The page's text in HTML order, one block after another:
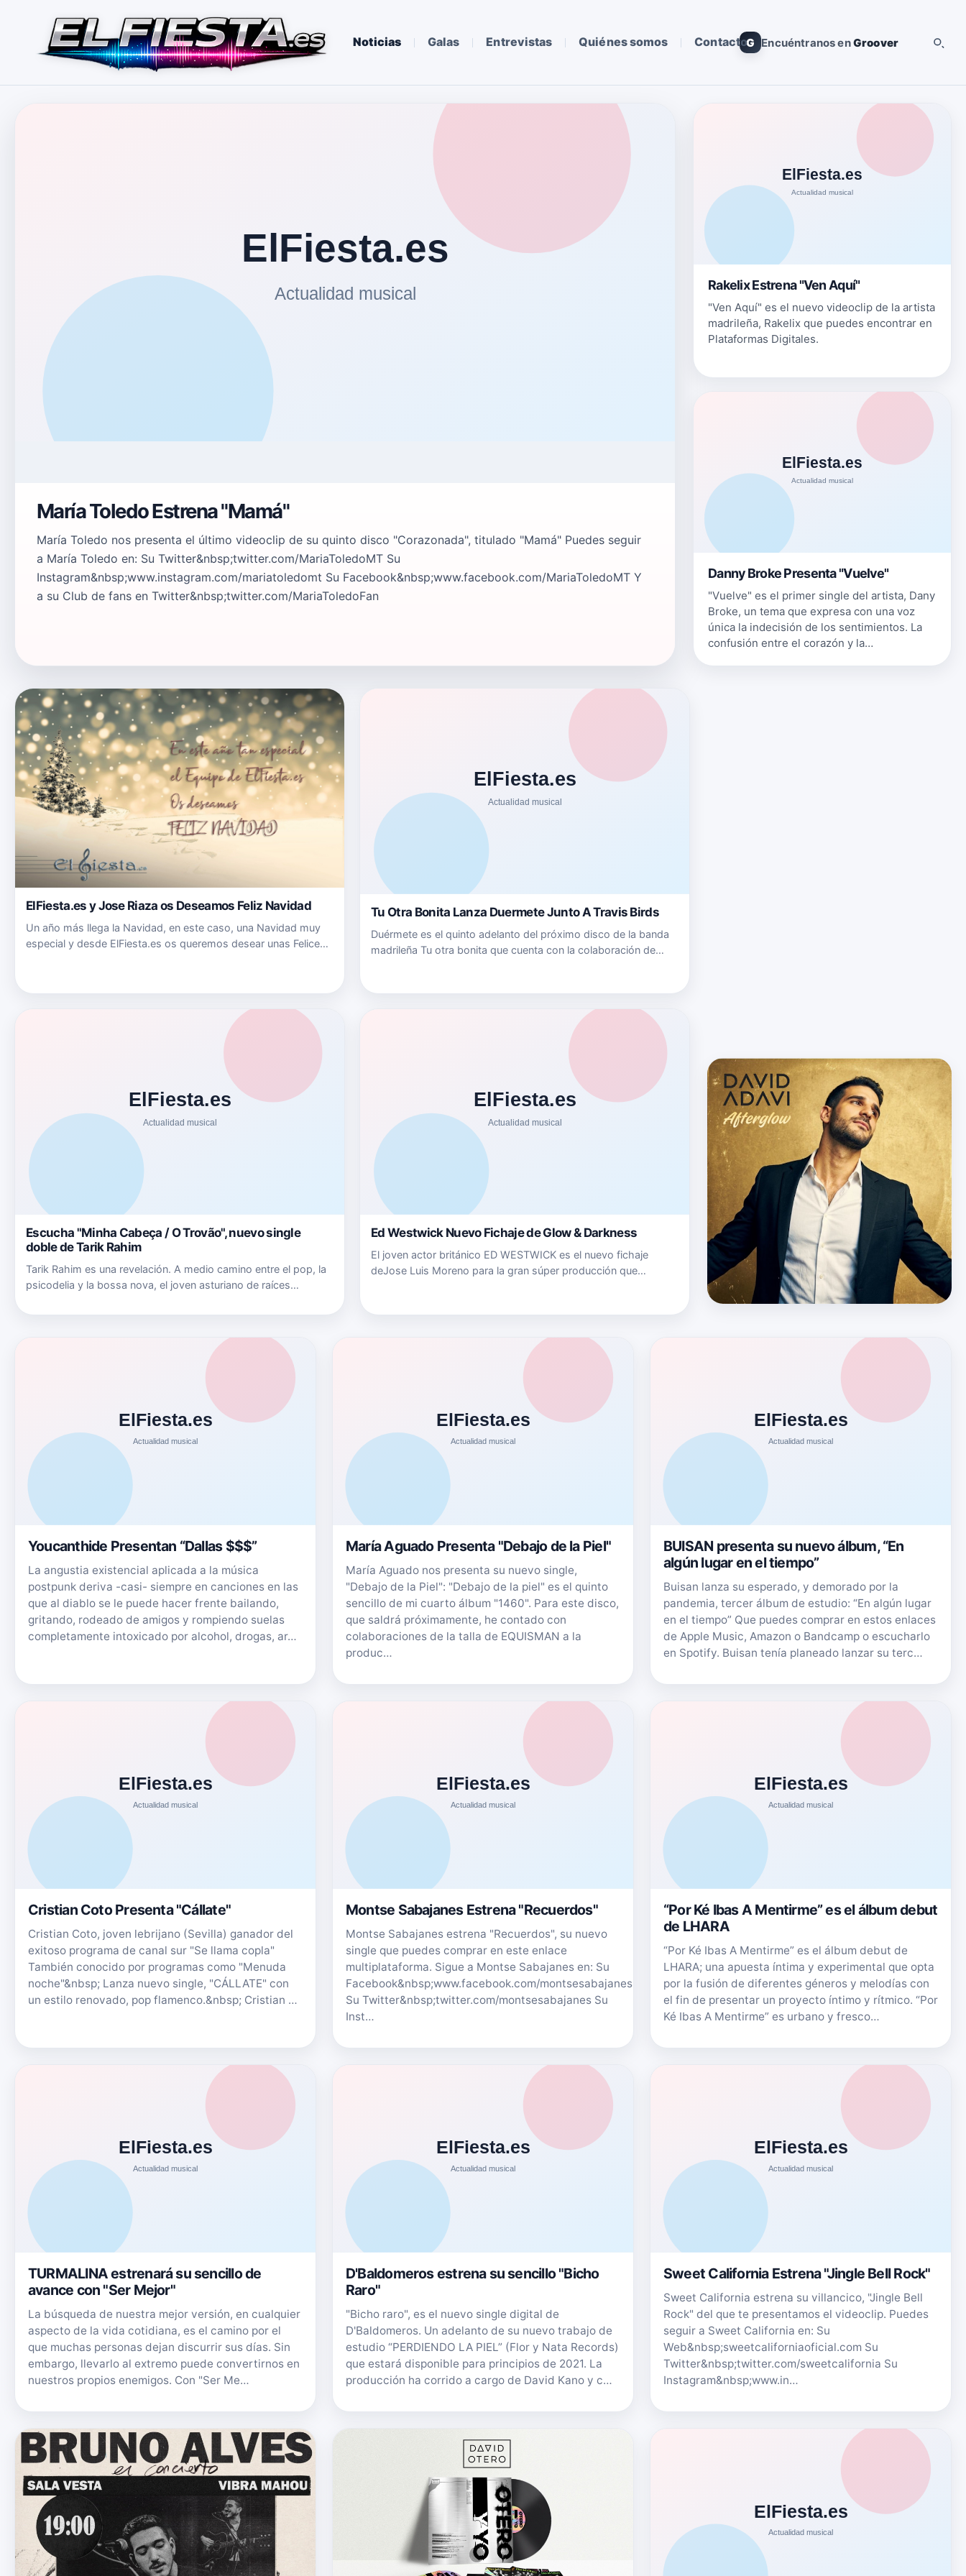
Noticias Galas Entrevistas Quiénes somos ContactoG Encuéntranos enGroover
María Toledo Estrena "Mamá"
María Toledo nos presenta el último videoclip de su quinto disco "Corazonada", titulado "Mamá" Puedes seguir
a María Toledo en: Su Twitter&nbsp;twitter.com/MariaToledoMT Su
Instagram&nbsp;www.instagram.com/mariatoledomt Su Facebook&nbsp;www.facebook.com/MariaToledoMT Y
a su Club de fans en Twitter&nbsp;twitter.com/MariaToledoFan
Rakelix Estrena "Ven Aquí"
"Ven Aquí" es el nuevo videoclip de la artista
madrileña, Rakelix que puedes encontrar en
Plataformas Digitales.
Danny Broke Presenta "Vuelve"
"Vuelve" es el primer single del artista, Dany
Broke, un tema que expresa con una voz
única la indecisión de los sentimientos. La
confusión entre el corazón y la
ElFiesta.es y Jose Riaza os Deseamos Feliz Navidad
Un año más llega la Navidad, en este caso, una Navidad muy
especial y desde ElFiesta.es os queremos desear unas Felices
am…
Tu Otra Bonita Lanza Duermete Junto A Travis Birds
Duérmete es el quinto adelanto del próximo disco de la banda
madrileña Tu otra bonita que cuenta con la colaboración de
Escucha "Minha Cabeça / O Trovão", nuevo single
doble de Tarik Rahim
Tarik Rahim es una revelación. A medio camino entre el pop, la
psicodelia y la bossa nova, el joven asturiano de raíces
como el mar que surca con su tabla de surf. Tras 'Espejos', vu…
Ed Westwick Nuevo Fichaje de Glow & Darkness
El joven actor británico ED WESTWICK es el nuevo fichaje
deJose Luis Moreno para la gran súper producción que
Denise Richardso…
Youcanthide Presentan “Dallas $$$”
La angustia existencial aplicada a la música
postpunk deriva -casi- siempre en canciones en las
que al diablo se le puede hacer frente bailando,
gritando, rodeado de amigos y rompiendo suelas
completamente intoxicado por alcohol, drogas, ar…
María Aguado Presenta "Debajo de la Piel"
María Aguado nos presenta su nuevo single,
"Debajo de la Piel": "Debajo de la piel" es el quinto
sencillo de mi cuarto álbum "1460". Para este disco,
que saldrá próximamente, he contado con
colaboraciones de la talla de EQUISMAN a la
produc…
BUISAN presenta su nuevo álbum, “En
algún lugar en el tiempo”
Buisan lanza su esperado, y demorado por la
pandemia, tercer álbum de estudio: “En algún lugar
en el tiempo” Que puedes comprar en estos enlaces
de Apple Music, Amazon o Bandcamp o escucharlo
en Spotify. Buisan tenía planeado lanzar su terc…
Cristian Coto Presenta "Cállate"
Cristian Coto, joven lebrijano (Sevilla) ganador del
exitoso programa de canal sur "Se llama copla"
También conocido por programas como "Menuda
noche"&nbsp; Lanza nuevo single, "CÁLLATE" con
un estilo renovado, pop flamenco.&nbsp; Cristian …
Montse Sabajanes Estrena "Recuerdos"
Montse Sabajanes estrena "Recuerdos", su nuevo
single que puedes comprar en este enlace
multiplataforma. Sigue a Montse Sabajanes en: Su
Facebook&nbsp;www.facebook.com/montsesabajanesmusic
Su Twitter&nbsp;twitter.com/montsesabajanes Su
Inst…
“Por Ké Ibas A Mentirme” es el álbum debut
de LHARA
“Por Ké Ibas A Mentirme” es el álbum debut de
LHARA; una apuesta íntima y experimental que opta
por la fusión de diferentes géneros y melodías con
el fin de presentar un proyecto íntimo y rítmico. “Por
Ké Ibas A Mentirme” es urbano y fresco…
TURMALINA estrenará su sencillo de
avance con "Ser Mejor"
La búsqueda de nuestra mejor versión, en cualquier
aspecto de la vida cotidiana, es el camino por el
que muchas personas dejan discurrir sus días. Sin
embargo, llevarlo al extremo puede convertirnos en
nuestros propios enemigos. Con "Ser Me…
D'Baldomeros estrena su sencillo "Bicho
Raro"
"Bicho raro", es el nuevo single digital de
D'Baldomeros. Un adelanto de su nuevo trabajo de
estudio “PERDIENDO LA PIEL” (Flor y Nata Records)
que estará disponible para principios de 2021. La
producción ha corrido a cargo de David Kano y c…
Sweet California Estrena "Jingle Bell Rock"
Sweet California estrena su villancico, "Jingle Bell
Rock" del que te presentamos el videoclip. Puedes
seguir a Sweet California en: Su
Web&nbsp;sweetcaliforniaoficial.com Su
Twitter&nbsp;twitter.com/sweetcalifornia Su
Instagram&nbsp;www.in…